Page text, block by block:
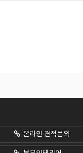
온라인 견적문의